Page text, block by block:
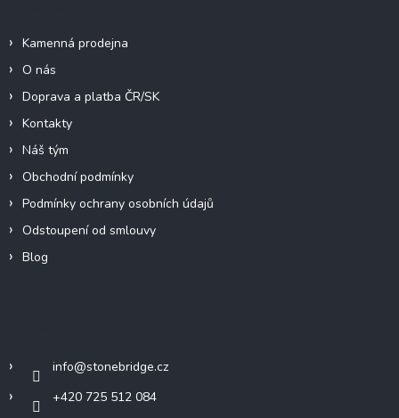
Kamenná prodejna
O nás
Doprava a platba ČR/SK
Kontakty
Náš tým
Obchodní podmínky
Podmínky ochrany osobních údajů
Odstoupení od smlouvy
Blog
info@stonebridge.cz
+420 725 512 084